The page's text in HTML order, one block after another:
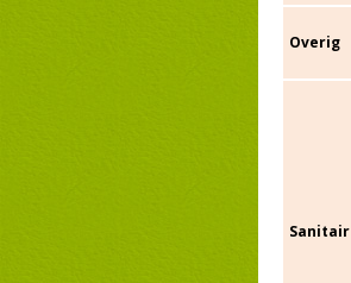
Overig
Sanitair